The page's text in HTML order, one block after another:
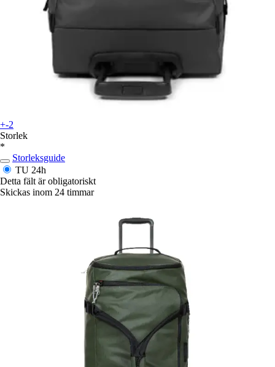
+-2
Storlek
*
Storleksguide
TU 24h
Detta fält är obligatoriskt
Skickas inom 24 timmar